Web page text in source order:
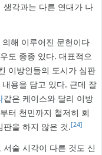
각과는 다른 연대가 나
해 이루어진 문헌이다
도 종종 있다. 대표적으
이방인들의 도시가 심판
용을 담고 있다. 근데 잘
같은 케이스와 달리 이방
터 천민까지 철저히 회
판을 하지 않은 것.[24]
술 시각이 다른 것도 신